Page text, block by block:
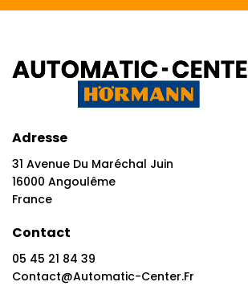
Adresse
31 Avenue Du Maréchal Juin
16000 Angoulême
France
Contact
05 45 21 84 39
Contact@automatic-Center.fr